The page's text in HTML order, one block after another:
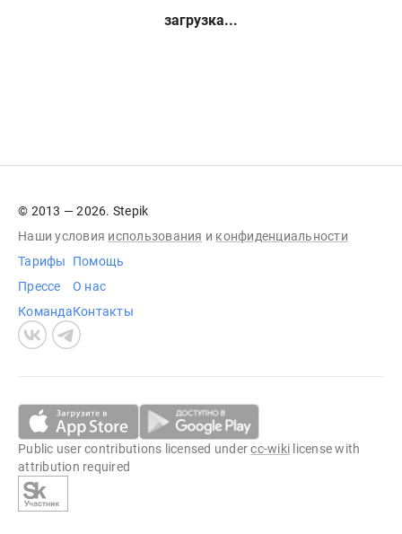
загрузка...
© 2013 — 2026. Stepik
Наши условия использования и конфиденциальности
Тарифы
Прессе
Команда
Помощь
О нас
Контакты
Public user contributions licensed undercc-wiki license with
attribution required